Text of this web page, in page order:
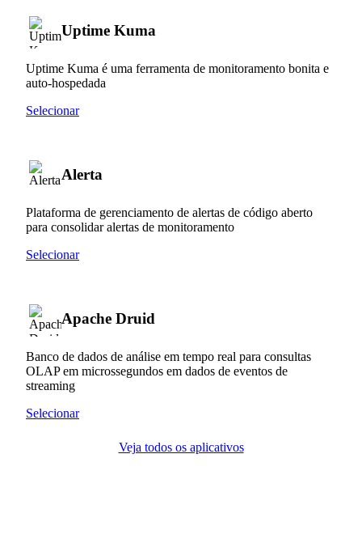
Uptime Kuma
Uptime Kuma é uma ferramenta de monitoramento bonita e
auto-hospedada
Selecionar
Alerta
Plataforma de gerenciamento de alertas de código aberto
para consolidar alertas de monitoramento
Selecionar
Apache Druid
Banco de dados de análise em tempo real para consultas
OLAP em microssegundos em dados de eventos de
streaming
Selecionar
Veja todos os aplicativos